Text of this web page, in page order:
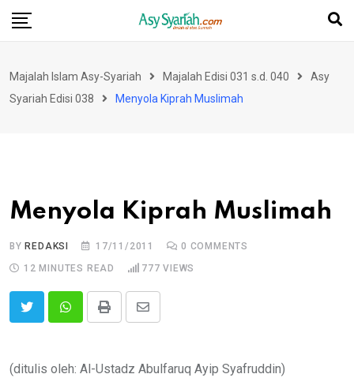
Skip
Majalah Islam Asy-Syariah Majalah Edisi 031 s.d. 040
Asy
Syariah Edisi 038
Menyola Kiprah Muslimah
Menyola Kiprah Muslimah
BYREDAKSI 17/11/2011 0 COMMENTS
12 MINUTES READ
777 VIEWS
Print
Share
Email
(ditulis oleh: Al-Ustadz Abulfaruq Ayip Syafruddin)